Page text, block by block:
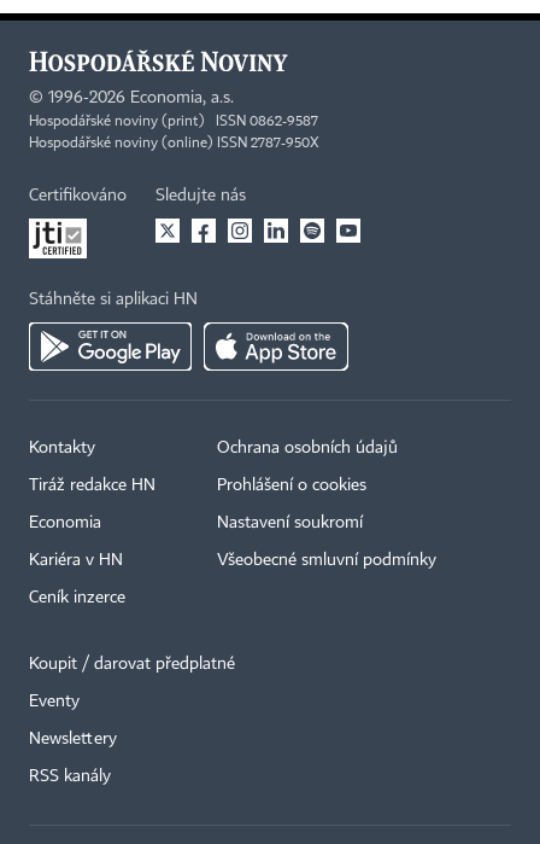
© 1996-2026 Economia, a.s.
Hospodářské noviny (print) ISSN 0862-9587
Hospodářské noviny (online) ISSN 2787-950X
Certifikováno Sledujte nás
Stáhněte si aplikaci HN
Kontakty
Tiráž redakce HN
Economia
Kariéra v HN
Ceník inzerce
Ochrana osobních údajů
Prohlášení o cookies
Nastavení soukromí
Všeobecné smluvní podmínky
Koupit / darovat předplatné
Eventy
Newslettery
RSS kanály